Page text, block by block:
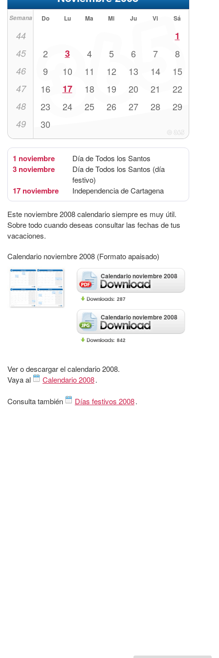
Semana Do Lu Ma Mi Ju Vi Sá
44 1
45 2 3 4 5 6 7 8
46 9 10 11 12 13 14 15
47 16 17 18 19 20 21 22
48 23 24 25 26 27 28 29
49 30
1 noviembre Día de Todos los Santos
3 noviembre
Día de Todos los Santos (día
festivo)
17 noviembre Independencia de Cartagena
Este noviembre 2008 calendario siempre es muy útil.
Sobre todo cuando deseas consultar las fechas de tus
vacaciones.
Calendario noviembre 2008 (Formato apaisado)
Calendario noviembre 2008
287
Calendario noviembre 2008
842
Ver o descargar el calendario 2008.
Vaya al
Calendario 2008.
Consulta también Días festivos 2008.